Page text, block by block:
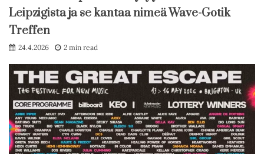
Leipzigista ja se kantaa nimeä Wave-Gotik
Treffen
24.4.2026 2 min read